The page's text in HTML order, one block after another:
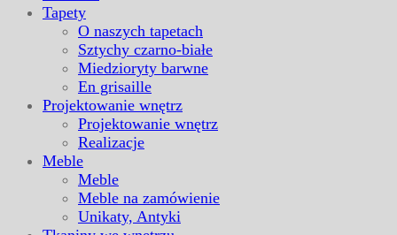
Tapety
O naszych tapetach
Sztychy czarno-białe
Miedzioryty barwne
En grisaille
Projektowanie wnętrz
Projektowanie wnętrz
Realizacje
Meble
Meble
Meble na zamówienie
Unikaty, Antyki